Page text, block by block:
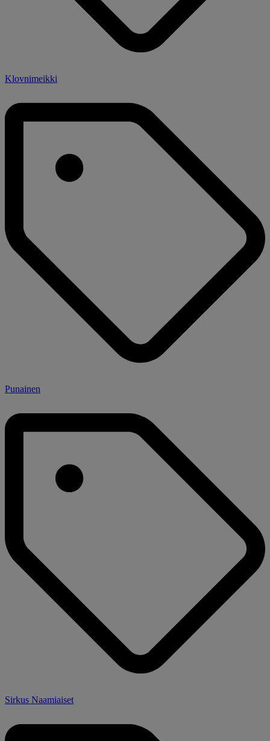
Klovnimeikki
Punainen
Sirkus Naamiaiset